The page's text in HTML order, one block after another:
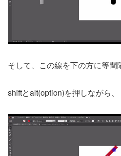
そして、この線を下の方に等間
shiftとalt(option)を押しながら、